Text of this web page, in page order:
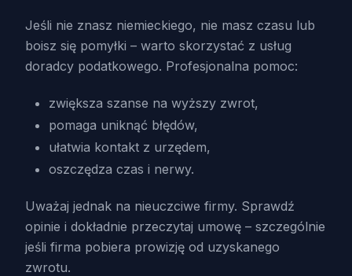
Jeśli nie znasz niemieckiego, nie masz czasu lub
boisz się pomyłki – warto skorzystać z usług
doradcy podatkowego. Profesjonalna pomoc:
zwiększa szanse na wyższy zwrot,
pomaga uniknąć błędów,
ułatwia kontakt z urzędem,
oszczędza czas i nerwy.
Uważaj jednak na nieuczciwe firmy. Sprawdź
opinie i dokładnie przeczytaj umowę – szczególnie
jeśli firma pobiera prowizję od uzyskanego
zwrotu.